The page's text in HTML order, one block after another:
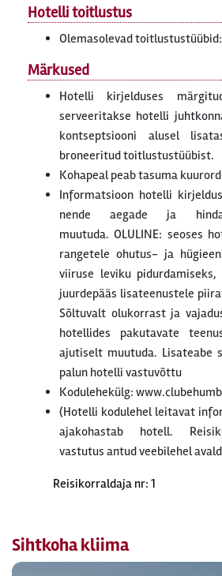
Hotelli toitlustus
Olemasolevad
Märkused
Hotelli kirjelduses
serveeritakse hotelli
kontseptsiooni alusel
broneeritud toitlustustüübist.
Kohapeal peab tasuma
Informatsioon hotelli
nende aegade ja
muutuda. OLULINE: seoses
rangetele ohutus- ja
viiruse leviku
juurdepääs lisateenustele
Sõltuvalt olukorrast ja
hotellides pakutavate
ajutiselt muutuda. Lisateabe
palun hotelli vastuvõttu
Kodulehekülg:
(Hotelli kodulehel leitavat
ajakohastab hotell.
vastutus antud veebilehel
Reisikorraldaja nr: 1
Sihtkoha kliima